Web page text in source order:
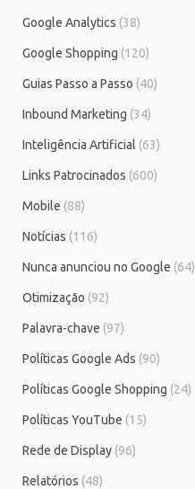
Google Analytics (38)
Google Shopping (120)
Guias Passo a Passo (40)
Inbound Marketing (34)
Inteligência Artificial (63)
Links Patrocinados (600)
Mobile (88)
Notícias (116)
Nunca anunciou no Google (64)
Otimização (92)
Palavra-chave (97)
Políticas Google Ads (90)
Políticas Google Shopping (24)
Políticas YouTube (15)
Rede de Display (96)
Relatórios (48)